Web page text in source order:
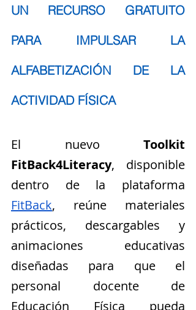
UN RECURSO GRATUITO
PARA IMPULSAR LA
ALFABETIZACIÓN DE LA
ACTIVIDAD FÍSICA
El nuevo Toolkit
FitBack4Literacy, disponible
FitBack, reúne materiales
prácticos, descargables y
animaciones educativas
diseñadas para que el
personal docente de